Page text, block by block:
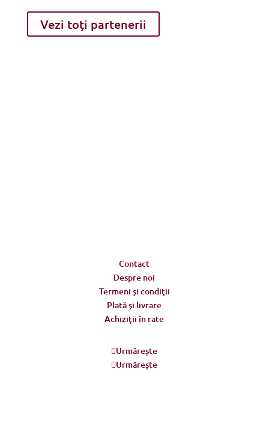
Vezi toţi partenerii
Contact
Despre noi
Termeni şi condiţii
Plată şi livrare
Achiziţii în rate
Urmărește
Urmărește